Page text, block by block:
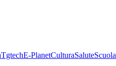
TgtechE-PlanetCulturaSaluteScuola